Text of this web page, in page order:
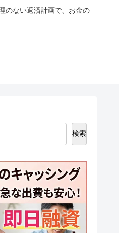
のない返済計画で、お金の
検索